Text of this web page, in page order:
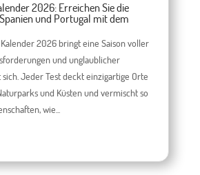
2026: Erreichen Sie die
und Portugal mit dem
2026 bringt eine Saison voller
und unglaublicher
Jeder Test deckt einzigartige Orte
und Küsten und vermischt so
wie...